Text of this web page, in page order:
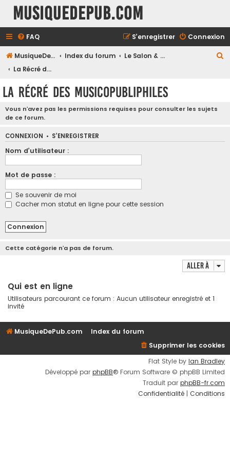
MusiqueDePub.com
FAQ Connexion
S’enregistrer
MusiqueDePub.com Index du forum
Le Salon & les Causeries
La Récré des Musicopubliphiles
La Récré des Musicopubliphiles
Vous n’avez pas les permissions requises pour consulter les sujets
de ce forum.
CONNEXION • S’ENREGISTRER
Nom d’utilisateur :
Mot de passe :
Se souvenir de moi
Cacher mon statut en ligne pour cette session
Cette catégorie n’a pas de forum.
Aller à
Qui est en ligne
Utilisateurs parcourant ce forum : Aucun utilisateur enregistré et 1
invité
MusiqueDePub.com
Index du forum
Supprimer les cookies
Flat Style by Ian Bradley
Développé par phpBB® Forum Software © phpBB Limited
Traduit par phpBB-fr.com
Confidentialité
Conditions